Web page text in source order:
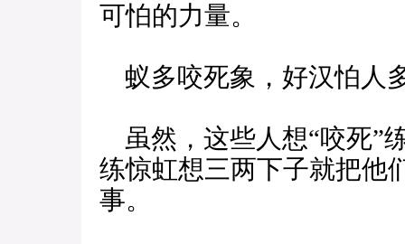
可怕的力量。
蚁多咬死象，好汉怕人
虽然，这些人想“咬死”
练惊虹想三两下子就把他
事。